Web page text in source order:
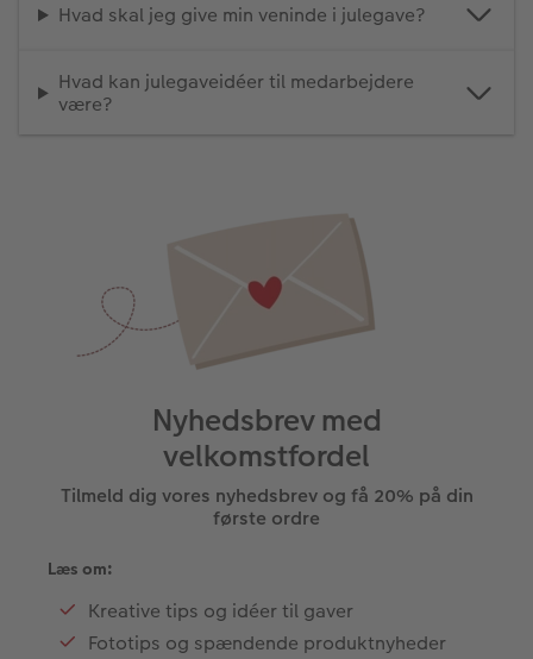
Hvad skal jeg give min veninde i julegave?
Hvad kan julegaveidéer til medarbejdere
være?
Nyhedsbrev med
velkomstfordel
Tilmeld dig vores nyhedsbrev og få 20% på din
første ordre
Læs om:
Kreative tips og idéer til gaver
Fototips og spændende produktnyheder